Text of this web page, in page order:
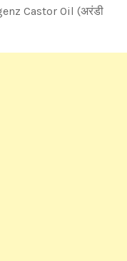
Castor Oil (अरंडी